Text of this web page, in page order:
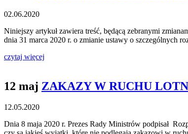
02.06.2020
Niniejszy artykuł zawiera treść, będącą zebranymi
dnia 31 marca 2020 r. o zmianie ustawy o szczególnych
czytaj więcej
12 maj ZAKAZY W RUCHU
12.05.2020
Dnia 8 maja 2020 r. Prezes Rady Ministrów podpisał